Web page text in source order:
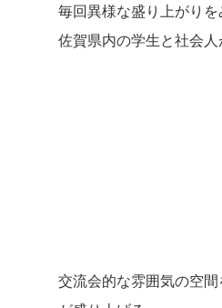
毎回異様な盛り上がり
佐賀県内の学生と社会
交流会的な雰囲気の空